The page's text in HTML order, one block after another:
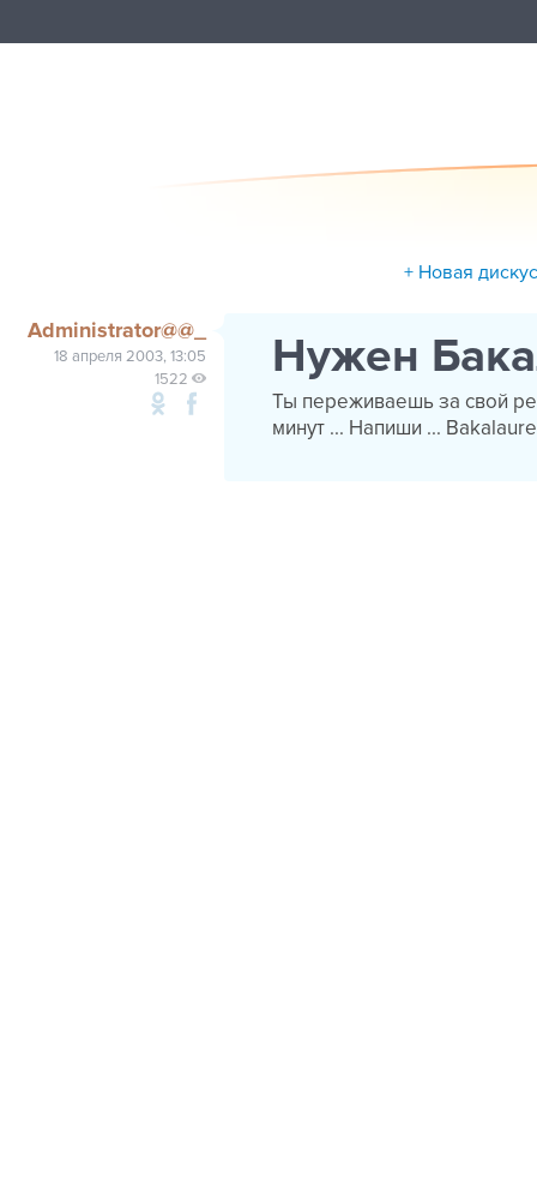
+ Новая
Administrator@@_
18 апреля 2003, 13:05
1522
Нужен
Ты переживаешь за свой
минут ... Напиши ...